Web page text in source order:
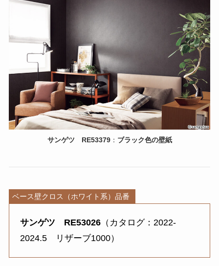
サンゲツ RE53379： ブラック色の壁紙
ベース壁クロス（ホワイト系）品番
サンゲツ RE53026 （カタログ：2022-
2024.5 リザーブ1000）